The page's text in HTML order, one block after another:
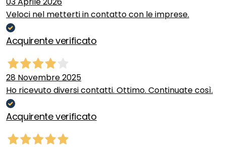
Veloci nel metterti in contatto con le imprese.
Acquirente verificato
28 Novembre 2025
Ho ricevuto diversi contatti. Ottimo. Continuate così.
Acquirente verificato